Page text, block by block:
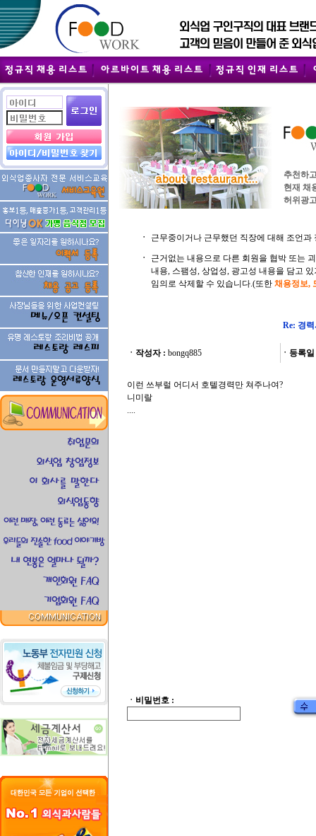
추천하
현재 채
허위광
ㆍ 근무중이거나 근무했던 직장에 대해 조언과
ㆍ
근거없는 내용으로 다른 회원을 협박 또는
내용, 스팸성, 상업성, 광고성 내용을 담고
임의로 삭제할 수 있습니다.(또한 채용정보,
Re: 경
ㆍ작성자 : bongq885 ㆍ등록
이런 쓰부럴 어디서 호텔경력만 쳐주나여?
니미랄
....
ㆍ비밀번호 :